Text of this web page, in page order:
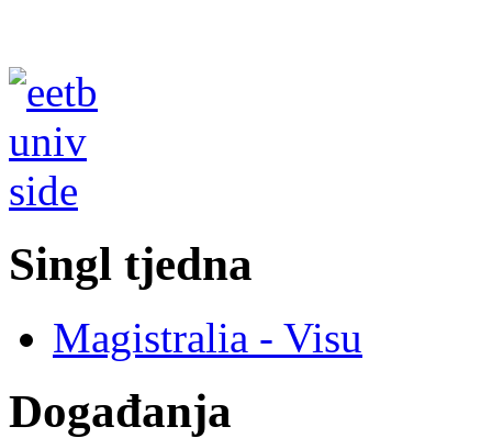
Singl tjedna
Magistralia - Visu
Događanja